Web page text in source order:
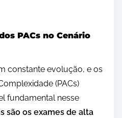
PACs no Cenário
constante evolução, e os
(PACs)
fundamental nesse
são os exames de alta